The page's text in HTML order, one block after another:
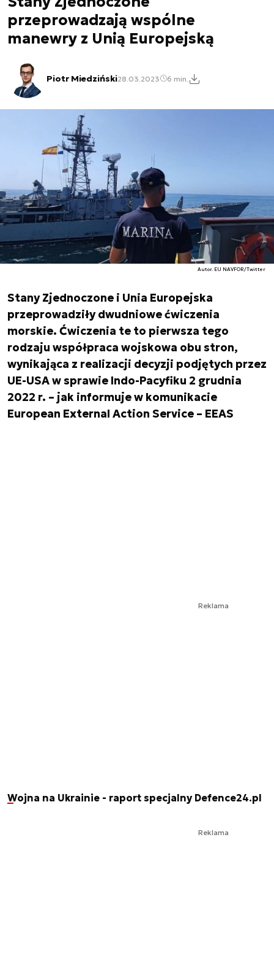
przeprowadzają wspólne
manewry z Unią Europejską
Piotr Miedziński28.03.2023 6 min.
Autor. EU NAVFOR/Twitter
Stany Zjednoczone i Unia Europejska
przeprowadziły dwudniowe ćwiczenia
morskie. Ćwiczenia te to pierwsza tego
rodzaju współpraca wojskowa obu stron,
wynikająca z realizacji decyzji podjętych przez
UE-USA w sprawie Indo-Pacyfiku 2 grudnia
2022 r. – jak informuje w komunikacie
European External Action Service – EEAS
Reklama
Wojna na Ukrainie - raport specjalny Defence24.pl
Reklama